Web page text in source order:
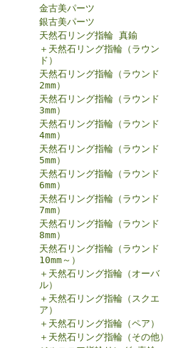
金古美パーツ
銀古美パーツ
天然石リング指輪 真鍮
＋天然石リング指輪（ラウン
ド）
天然石リング指輪（ラウンド
2mm）
天然石リング指輪（ラウンド
3mm）
天然石リング指輪（ラウンド
4mm）
天然石リング指輪（ラウンド
5mm）
天然石リング指輪（ラウンド
6mm）
天然石リング指輪（ラウンド
7mm）
天然石リング指輪（ラウンド
8mm）
天然石リング指輪（ラウンド
10mm～）
＋天然石リング指輪（オーバ
ル）
＋天然石リング指輪（スクエ
ア）
＋天然石リング指輪（ペア）
＋天然石リング指輪（その他）